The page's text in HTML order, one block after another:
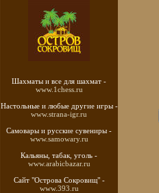
Шахматы и все для шахмат -
www.1chess.ru
Настольные и любые другие игры -
www.strana-igr.ru
Самовары и русские сувениры -
www.samowary.ru
Кальяны, табак, уголь -
www.arabicbazar.ru
Сайт "Острова Сокровищ" -
www.393.ru